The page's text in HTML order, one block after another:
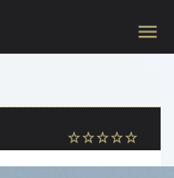
menu